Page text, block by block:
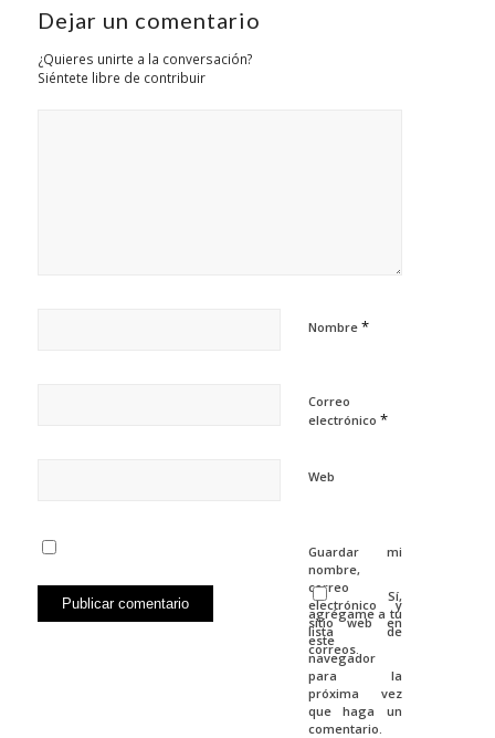
Dejar un comentario
¿Quieres unirte a la conversación?
Siéntete libre de contribuir
Nombre *
Correo
electrónico *
Web
Guardar mi
nombre,
correo
electrónico y
sitio web en
este
navegador
para la
próxima vez
que haga un
comentario.
Sí,
agrégame a tu
lista de
correos.